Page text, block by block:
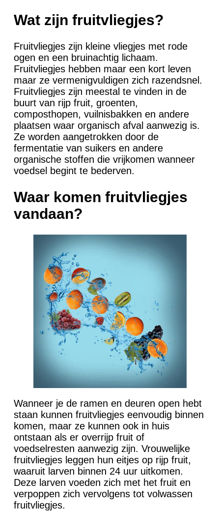
Wat zijn fruitvliegjes?
Fruitvliegjes zijn kleine vliegjes met rode
ogen en een bruinachtig lichaam.
Fruitvliegjes hebben maar een kort leven
maar ze vermenigvuldigen zich razendsnel.
Fruitvliegjes zijn meestal te vinden in de
buurt van rijp fruit, groenten,
composthopen, vuilnisbakken en andere
plaatsen waar organisch afval aanwezig is.
Ze worden aangetrokken door de
fermentatie van suikers en andere
organische stoffen die vrijkomen wanneer
voedsel begint te bederven.
Waar komen fruitvliegjes
vandaan?
Wanneer je de ramen en deuren open hebt
staan kunnen fruitvliegjes eenvoudig binnen
komen, maar ze kunnen ook in huis
ontstaan als er overrijp fruit of
voedselresten aanwezig zijn. Vrouwelijke
fruitvliegjes leggen hun eitjes op rijp fruit,
waaruit larven binnen 24 uur uitkomen.
Deze larven voeden zich met het fruit en
verpoppen zich vervolgens tot volwassen
fruitvliegjes.